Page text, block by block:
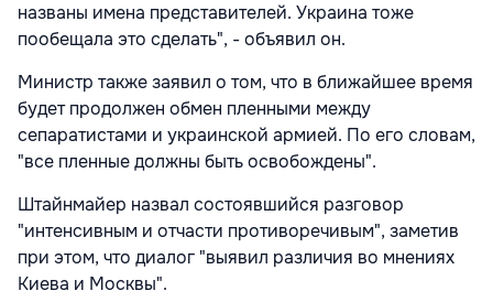
названы имена представителей. Украина тоже
пообещала это сделать", - объявил он.
Министр также заявил о том, что в ближайшее время
будет продолжен обмен пленными между
сепаратистами и украинской армией. По его словам,
"все пленные должны быть освобождены".
Штайнмайер назвал состоявшийся разговор
"интенсивным и отчасти противоречивым", заметив
при этом, что диалог "выявил различия во мнениях
Киева и Москвы".